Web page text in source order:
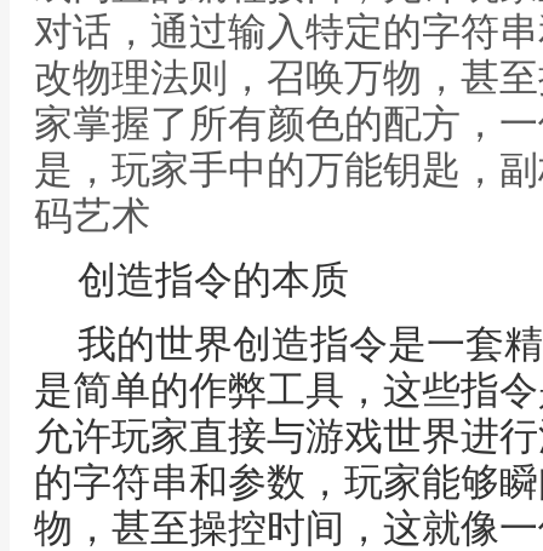
对话，通过输入特定的字符
改物理法则，召唤万物，甚
家掌握了所有颜色的配方，
是，玩家手中的万能钥匙，
码艺术
创造指令的本质
我的世界创造指令是一套
是简单的作弊工具，这些指
允许玩家直接与游戏世界进
的字符串和参数，玩家能够
物，甚至操控时间，这就像